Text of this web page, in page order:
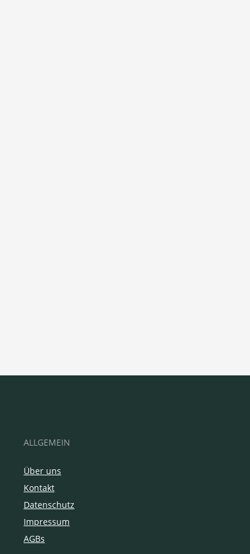
ALLGEMEIN
Über uns
Kontakt
Datenschutz
Impressum
AGBs